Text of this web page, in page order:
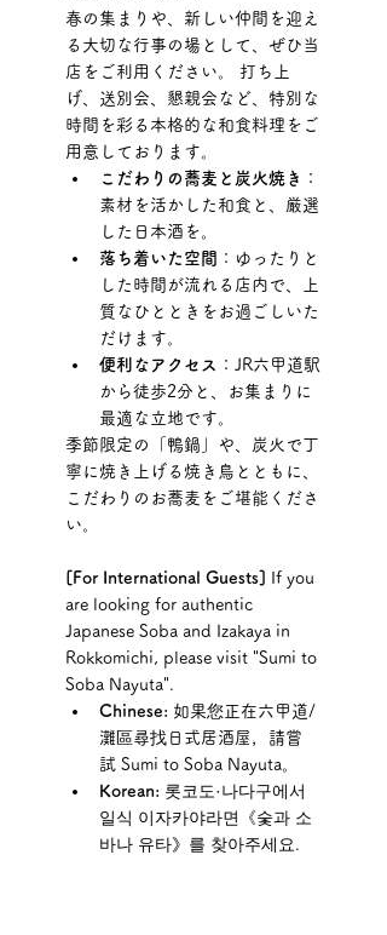
春の集まりや、新しい仲間を迎え
る大切な行事の場として、ぜひ当
店をご利用ください。 打ち上
げ、送別会、懇親会など、特別な
時間を彩る本格的な和食料理をご
用意しております。
こだわりの蕎麦と炭火焼き
：
素材を活かした和食と、厳選
した日本酒を。
落ち着いた空間 ：ゆったりと
した時間が流れる店内で、上
質なひとときをお過ごしいた
だけます。
便利なアクセス ：JR六甲道駅
から徒歩2分と、お集まりに
最適な立地です。
季節限定の「鴨鍋」や、炭火で丁
寧に焼き上げる焼き鳥とともに、
こだわりのお蕎麦をご堪能くださ
い。
[For International Guests] If you
are looking for authentic
Japanese Soba and Izakaya in
Rokkomichi, please visit "Sumi to
Soba Nayuta".
Chinese: 如果您正在六甲道/
灘區尋找日式居酒屋，請嘗
試 Sumi to Soba Nayuta。
Korean: 롯코도·나다구에서
일식 이자카야라면《숯과 소
바나 유타》를 찾아주세요.